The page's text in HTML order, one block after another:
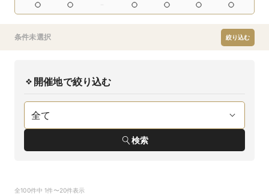
条件未選択 絞り込む
開催地で絞り込む
検索
全100件中 1件〜20件表示